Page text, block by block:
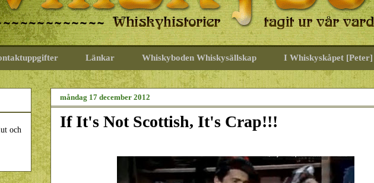
Länkar Whiskyboden Whiskysällskap I Whiskyskåpet [Peter]
måndag 17 december 2012
If It's Not Scottish, It's Crap!!!
och